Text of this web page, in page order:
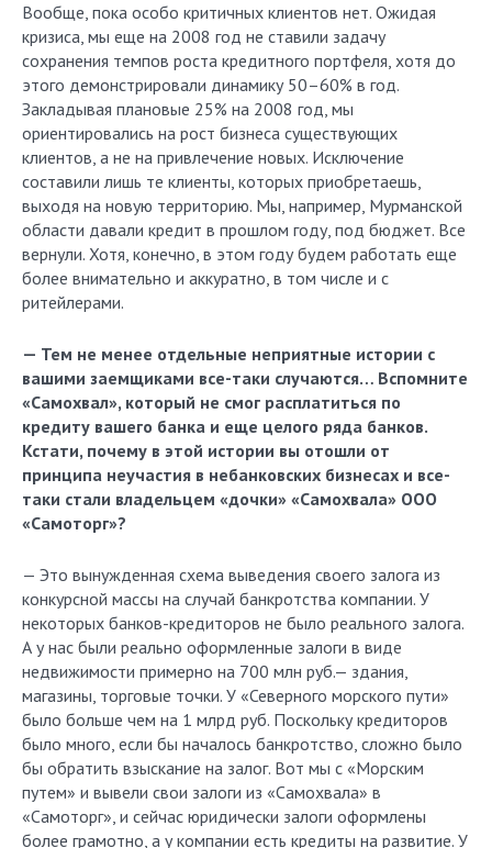
Вообще, пока особо критичных клиентов нет. Ожидая
кризиса, мы еще на 2008 год не ставили задачу
сохранения темпов роста кредитного портфеля, хотя до
этого демонстрировали динамику 50–60% в год.
Закладывая плановые 25% на 2008 год, мы
ориентировались на рост бизнеса существующих
клиентов, а не на привлечение новых. Исключение
составили лишь те клиенты, которых приобретаешь,
выходя на новую территорию. Мы, например, Мурманской
области давали кредит в прошлом году, под бюджет. Все
вернули. Хотя, конечно, в этом году будем работать еще
более внимательно и аккуратно, в том числе и с
ритейлерами.
— Тем не менее отдельные неприятные истории с
вашими заемщиками все-таки случаются… Вспомните
«Самохвал», который не смог расплатиться по
кредиту вашего банка и еще целого ряда банков.
Кстати, почему в этой истории вы отошли от
принципа неучастия в небанковских бизнесах и все-
таки стали владельцем «дочки» «Самохвала» ООО
«Самоторг»?
— Это вынужденная схема выведения своего залога из
конкурсной массы на случай банкротства компании. У
некоторых банков-кредиторов не было реального залога.
А у нас были реально оформленные залоги в виде
недвижимости примерно на 700 млн руб.— здания,
магазины, торговые точки. У «Северного морского пути»
было больше чем на 1 млрд руб. Поскольку кредиторов
было много, если бы началось банкротство, сложно было
бы обратить взыскание на залог. Вот мы с «Морским
путем» и вывели свои залоги из «Самохвала» в
«Самоторг», и сейчас юридически залоги оформлены
более грамотно, а у компании есть кредиты на развитие. У